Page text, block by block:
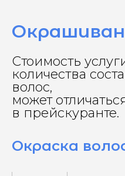
Стоимость
количества
волос,
может
в прейскуранте.
Окраска